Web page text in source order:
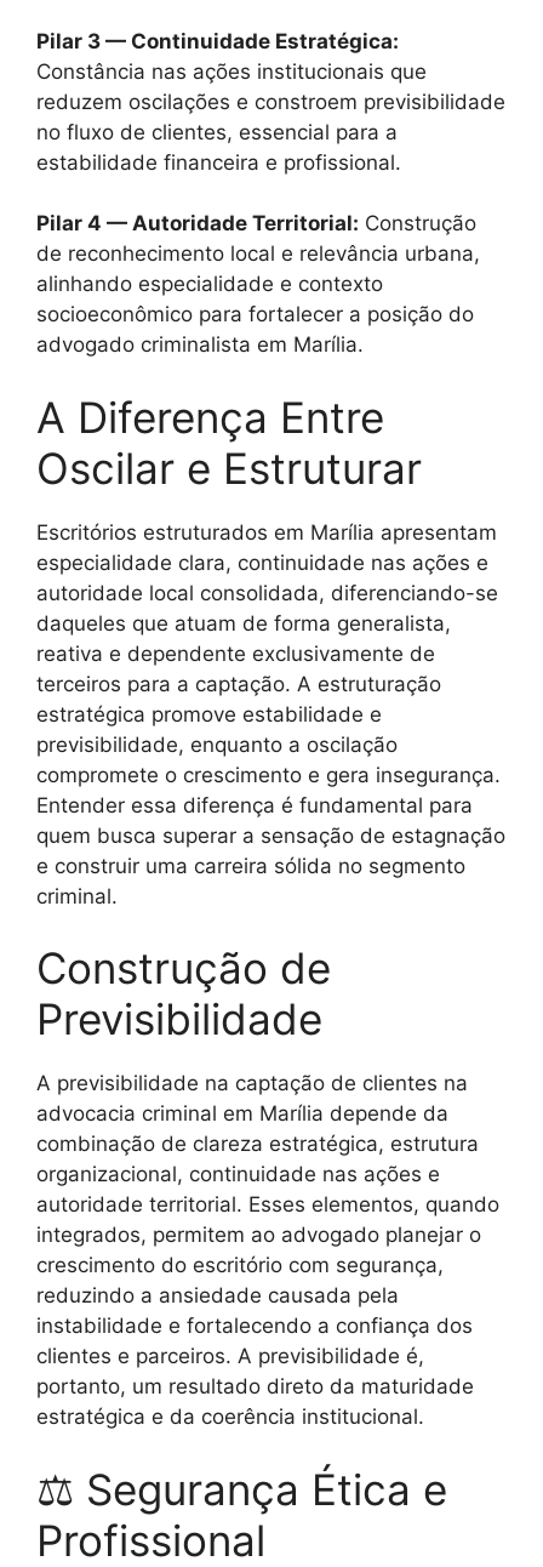
Pilar 3 — Continuidade Estratégica:
Constância nas ações institucionais que
reduzem oscilações e constroem previsibilidade
no fluxo de clientes, essencial para a
estabilidade financeira e profissional.
Pilar 4 — Autoridade Territorial: Construção
de reconhecimento local e relevância urbana,
alinhando especialidade e contexto
socioeconômico para fortalecer a posição do
advogado criminalista em Marília.
A Diferença Entre
Oscilar e Estruturar
Escritórios estruturados em Marília apresentam
especialidade clara, continuidade nas ações e
autoridade local consolidada, diferenciando-se
daqueles que atuam de forma generalista,
reativa e dependente exclusivamente de
terceiros para a captação. A estruturação
estratégica promove estabilidade e
previsibilidade, enquanto a oscilação
compromete o crescimento e gera insegurança.
Entender essa diferença é fundamental para
quem busca superar a sensação de estagnação
e construir uma carreira sólida no segmento
criminal.
Construção de
Previsibilidade
A previsibilidade na captação de clientes na
advocacia criminal em Marília depende da
combinação de clareza estratégica, estrutura
organizacional, continuidade nas ações e
autoridade territorial. Esses elementos, quando
integrados, permitem ao advogado planejar o
crescimento do escritório com segurança,
reduzindo a ansiedade causada pela
instabilidade e fortalecendo a confiança dos
clientes e parceiros. A previsibilidade é,
portanto, um resultado direto da maturidade
estratégica e da coerência institucional.
⚖ Segurança Ética e
Profissional